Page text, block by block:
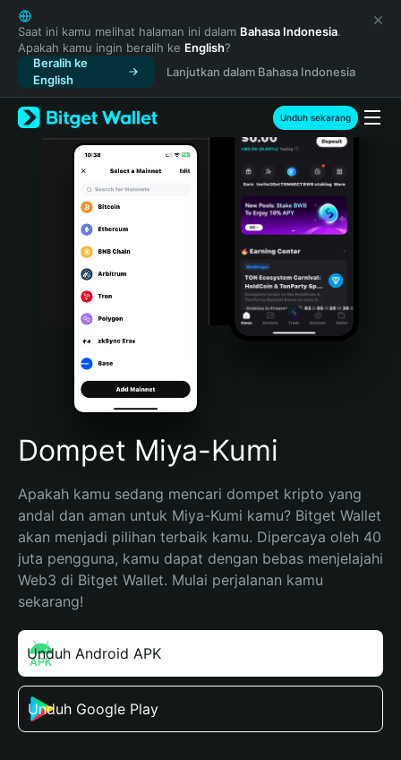
English
日本語
Tiếng Việt
Русский
Español (Latinoamérica)
Türkçe
Italiano
Português (Portugal)
Bahasa Indonesia
Português (Brasil)
Español (Argentina)
Saat ini kamu melihat halaman ini dalam Bahasa Indonesia.
Apakah kamu ingin beralih ke English?
Beralih ke
English
Lanjutkan dalam Bahasa Indonesia
Unduh sekarang
Dompet Miya-Kumi
Apakah kamu sedang mencari dompet kripto yang
andal dan aman untuk Miya-Kumi kamu? Bitget Wallet
akan menjadi pilihan terbaik kamu. Dipercaya oleh 40
juta pengguna, kamu dapat dengan bebas menjelajahi
Web3 di Bitget Wallet. Mulai perjalanan kamu
sekarang!
Unduh Android APK
Unduh Google Play